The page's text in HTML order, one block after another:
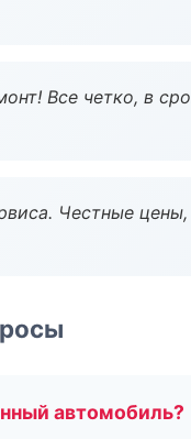
Все четко, в
Честные
автомобиль?